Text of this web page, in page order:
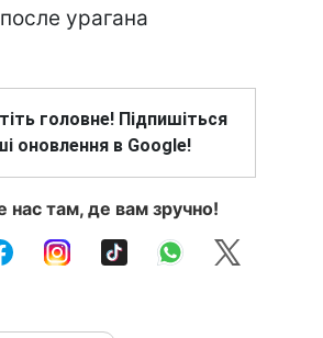
урагана
головне! Підпишіться
оновлення в Google!
нас там, де вам зручно!